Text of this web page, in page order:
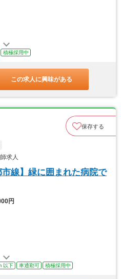
積極採用中
この求人に興味がある
保存する
求人
市線】緑に囲まれた病院で
円
以下 車通勤可 積極採用中